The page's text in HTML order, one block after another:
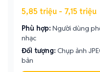
5,85 triệu - 7,15 triệu
Phù hợp: Người dùng
nhạc
Đối tượng: Chụp ảnh
bản